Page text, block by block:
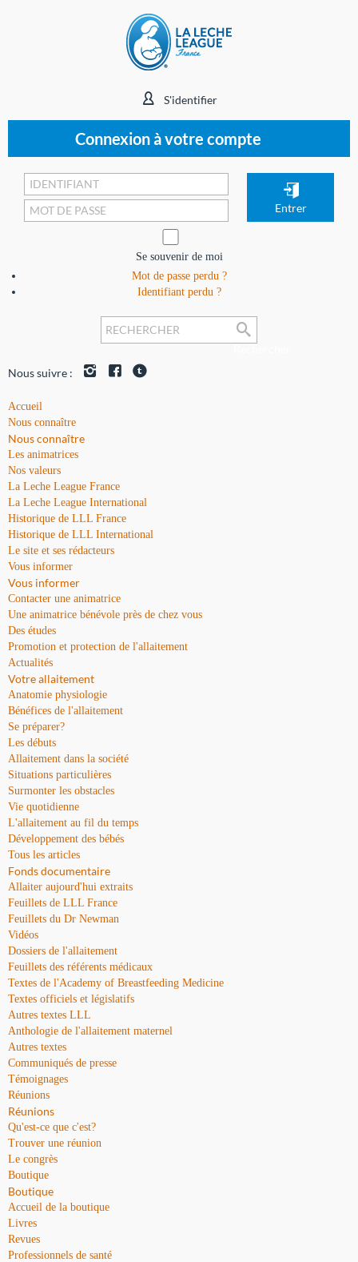
S'identifier
Connexion à votre compte
Se souvenir de moi
Mot de passe perdu ?
Identifiant perdu ?
Nous suivre :
Accueil
Nous connaître
Nous connaître
Les animatrices
Nos valeurs
La Leche League France
La Leche League International
Historique de LLL France
Historique de LLL International
Le site et ses rédacteurs
Vous informer
Vous informer
Contacter une animatrice
Une animatrice bénévole près de chez vous
Des études
Promotion et protection de l'allaitement
Actualités
Votre allaitement
Anatomie physiologie
Bénéfices de l'allaitement
Se préparer?
Les débuts
Allaitement dans la société
Situations particulières
Surmonter les obstacles
Vie quotidienne
L'allaitement au fil du temps
Développement des bébés
Tous les articles
Fonds documentaire
Allaiter aujourd'hui extraits
Feuillets de LLL France
Feuillets du Dr Newman
Vidéos
Dossiers de l'allaitement
Feuillets des référents médicaux
Textes de l'Academy of Breastfeeding Medicine
Textes officiels et législatifs
Autres textes LLL
Anthologie de l'allaitement maternel
Autres textes
Communiqués de presse
Témoignages
Réunions
Réunions
Qu'est-ce que c'est?
Trouver une réunion
Le congrès
Boutique
Boutique
Accueil de la boutique
Livres
Revues
Professionnels de santé